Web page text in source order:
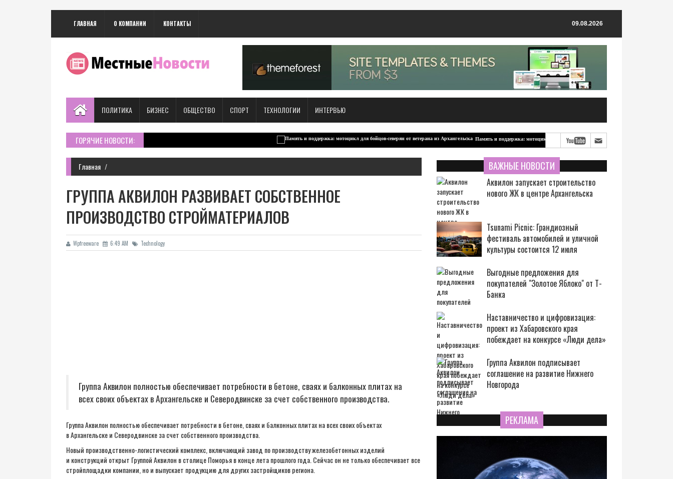
ГЛАВНАЯ О КОМПАНИИ КОНТАКТЫ 09.08.2026
ПОЛИТИКА БИЗНЕС ОБЩЕСТВО СПОРТ ТЕХНОЛОГИИ ИНТЕРВЬЮ
ГОРЯЧИЕ НОВОСТИ: Память и поддержка: мотоцикл для бойцов-северян от ветерана из Архангельска
Главная
ГРУППА АКВИЛОН РАЗВИВАЕТ СОБСТВЕННОЕ
ПРОИЗВОДСТВО СТРОЙМАТЕРИАЛОВ
Wpfreeware 6:49 AM Technology
Группа Аквилон полностью обеспечивает потребности в бетоне, сваях и балконных плитах на
всех своих объектах в Архангельске и Северодвинске за счет собственного производства.
Группа Аквилон полностью обеспечивает потребности в бетоне, сваях и балконных плитах на всех своих объектах
в Архангельске и Северодвинске за счет собственного производства.
Новый производственно-логистический комплекс, включающий завод по производству железобетонных изделий
и конструкций открыт Группой Аквилон в столице Поморья в конце лета прошлого года. Сейчас он не только обеспечивает все
стройплощадки компании, но и выпускает продукцию для других застройщиков региона.
ВАЖНЫЕ НОВОСТИ
Аквилон запускает строительство
нового ЖК в центре Архангельска
Tsunami Picnic: Грандиозный
фестиваль автомобилей и уличной
культуры состоится 12 июля
Выгодные предложения для
покупателей "Золотое Яблоко" от Т-
Банка
Наставничество и цифровизация:
проект из Хабаровского края
побеждает на конкурсе «Люди дела»
Группа Аквилон подписывает
соглашение на развитие Нижнего
Новгорода
РЕКЛАМА